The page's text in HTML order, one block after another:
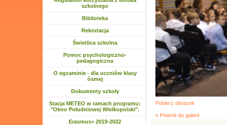
szkolnego
Biblioteka
Rozwiń menu
Rekrutacja
Rozwiń menu
Świetlica szkolna
Rozwiń menu
Pomoc psychologiczno-
pedagogiczna
O egzaminie - dla uczniów klasy
ósmej
Dokumenty szkoły
Stacja METEO w ramach programu:
"Okno Południowej Wielkopolski".
Rozwiń menu
Erasmus+ 2019-2022
Pobierz obrazek
« Powrót do galerii